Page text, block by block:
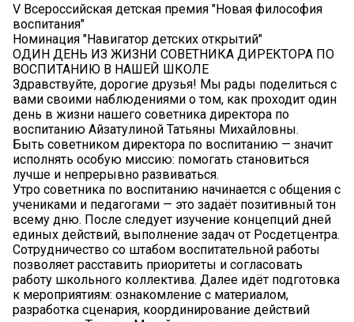
V Всероссийская детская премия "Новая философия
воспитания"
Номинация "Навигатор детских открытий"
ОДИН ДЕНЬ ИЗ ЖИЗНИ СОВЕТНИКА ДИРЕКТОРА ПО
ВОСПИТАНИЮ В НАШЕЙ ШКОЛЕ
Здравствуйте, дорогие друзья! Мы рады поделиться с
вами своими наблюдениями о том, как проходит один
день в жизни нашего советника директора по
воспитанию Айзатулиной Татьяны Михайловны.
Быть советником директора по воспитанию — значит
исполнять особую миссию: помогать становиться
лучше и непрерывно развиваться.
Утро советника по воспитанию начинается с общения с
учениками и педагогами — это задаёт позитивный тон
всему дню. После следует изучение концепций дней
единых действий, выполнение задач от Росдетцентра.
Сотрудничество со штабом воспитательной работы
позволяет расставить приоритеты и согласовать
работу школьного коллектива. Далее идёт подготовка
к мероприятиям: ознакомление с материалом,
разработка сценария, координирование действий